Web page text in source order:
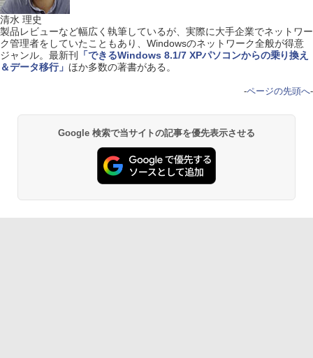
清水 理史
製品レビューなど幅広く執筆しているが、実際に大手企業でネットワー
ク管理者をしていたこともあり、Windowsのネットワーク全般が得意
ジャンル。最新刊
「できるWindows 8.1/7 XPパソコンからの乗り換え
＆データ移行」 ほか多数の著書がある。
-ページの先頭へ-
Google 検索で当サイトの記事を優先表示させる